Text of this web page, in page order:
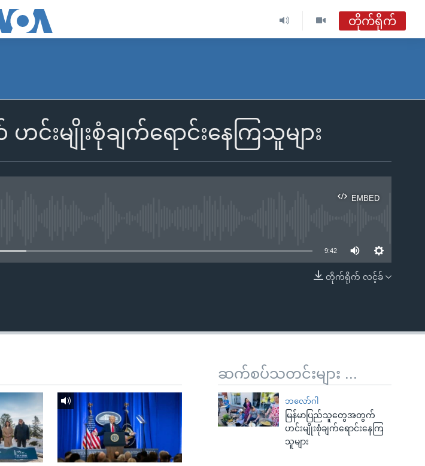
တိုက်ရိုက်
အစီအစဉ်များ
ရေဒီယိုတိုက်ရိုက်နားဆင်ရန်
းမျိုးစုံချက်ရောင်းနေကြသူများ
EMBED
EMBED
9:42
တိုက်ရိုက် လင့်ခ်
ဆက်စပ်သတင်းများ ...
ဘလော်ဂါ
မြန်မာပြည်သူတွေအတွက်
ဟင်းမျိုးစုံချက်ရောင်းနေကြ
သူများ